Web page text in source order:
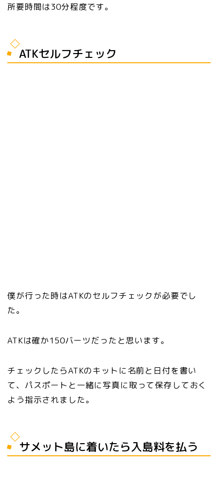
所要時間は30分程度です。
ATKセルフチェック
僕が行った時はATKのセルフチェックが必要でし
た。
ATKは確か150バーツだったと思います。
チェックしたらATKのキットに名前と日付を書い
て、パスポートと一緒に写真に取って保存しておく
よう指示されました。
サメット島に着いたら入島料を払う